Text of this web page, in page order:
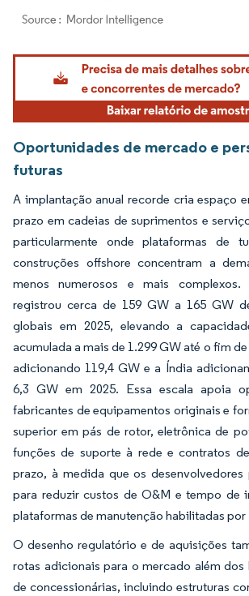
Imagem © Mordor Intelligence. O reuso requer
Oportunidades de mercado e
futuras
A implantação anual recorde cria espaço
prazo em cadeias de suprimentos e
particularmente onde plataformas de
construções offshore concentram a
menos numerosos e mais
registrou cerca de 159 GW a 165 GW
globais em 2025, elevando a
acumulada a mais de 1.299 GW até o fim
adicionando 119,4 GW e a Índia
6,3 GW em 2025. Essa escala apoia
fabricantes de equipamentos originais e
superior em pás de rotor, eletrônica de
funções de suporte à rede e contratos
prazo, à medida que os desenvolvedores
para reduzir custos de O&M e tempo de
plataformas de manutenção habilitadas por
O desenho regulatório e de aquisições
rotas adicionais para o mercado além dos
de concessionárias, incluindo estruturas